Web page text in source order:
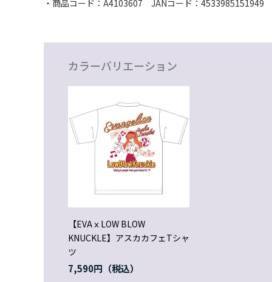
・商品コード：A4103607 JANコード：4533985151949
カラーバリエーション
【EVAｘLOW BLOW
KNUCKLE】アスカカフェTシャ
ツ
7,590円